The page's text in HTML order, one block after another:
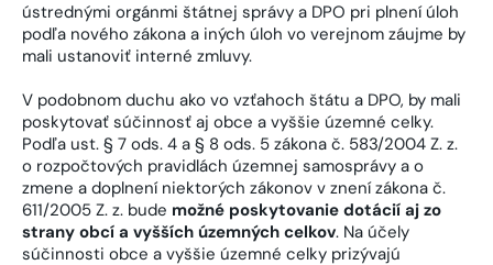
ústrednými orgánmi štátnej správy a DPO pri plnení úloh
podľa nového zákona a iných úloh vo verejnom záujme by
mali ustanoviť interné zmluvy.
V podobnom duchu ako vo vzťahoch štátu a DPO, by mali
poskytovať súčinnosť aj obce a vyššie územné celky.
Podľa ust. § 7 ods. 4 a § 8 ods. 5 zákona č. 583/2004 Z. z.
o rozpočtových pravidlách územnej samosprávy a o
zmene a doplnení niektorých zákonov v znení zákona č.
611/2005 Z. z. bude možné poskytovanie dotácií aj zo
strany obcí a vyšších územných celkov. Na účely
súčinnosti obce a vyššie územné celky prizývajú